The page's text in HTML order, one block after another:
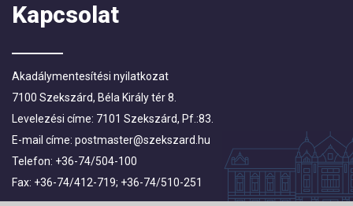
Kapcsolat
Akadálymentesítési nyilatkozat
7100 Szekszárd, Béla Király tér 8.
Levelezési címe: 7101 Szekszárd, Pf.:83.
E-mail címe: postmaster@szekszard.hu
Telefon: +36-74/504-100
Fax: +36-74/412-719; +36-74/510-251